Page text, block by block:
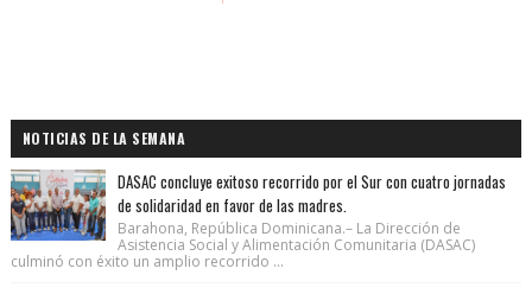
NOTICIAS DE LA SEMANA
DASAC concluye exitoso recorrido por el Sur con cuatro jornadas
de solidaridad en favor de las madres.
Barahona, República Dominicana.– La Dirección de
Asistencia Social y Alimentación Comunitaria (DASAC)
culminó con éxito un amplio recorrido ...